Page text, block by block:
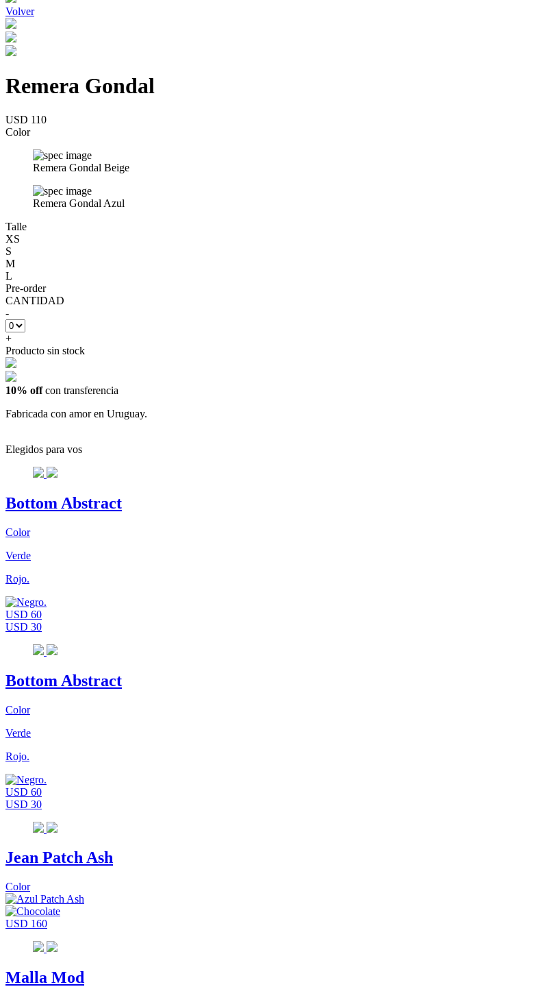
Volver
Remera Gondal
USD 110
Color
Remera Gondal Beige
Remera Gondal Azul
Talle
XS
S
M
L
Pre-order
CANTIDAD
-
+
Producto sin stock
10% offcon transferencia
Fabricada con amor en Uruguay.
Elegidos para vos
Bottom Abstract
Color
Verde
Rojo.
USD 60
USD 30
Bottom Abstract
Color
Verde
Rojo.
USD 60
USD 30
Jean Patch Ash
Color
USD 160
Malla Mod